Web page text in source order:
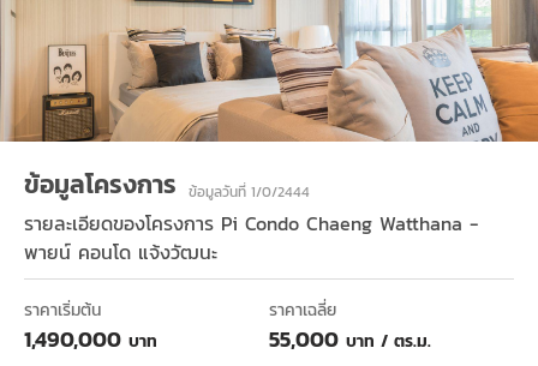
ข้อมูลโครงการ ข้อมูลวันที่ 1/0/2444
รายละเอียดของโครงการ Pi Condo Chaeng Watthana -
พายน์ คอนโด แจ้งวัฒนะ
ราคาเริ่มต้น
1,490,000 บาท
ราคาเฉลี่ย
55,000 บาท / ตร.ม.